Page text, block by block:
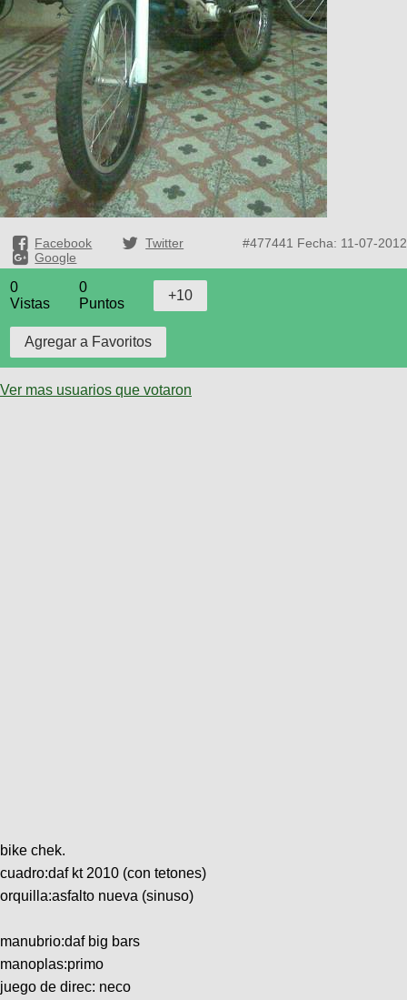
Facebook
Twitter
Google
#477441 Fecha: 11-07-2012
0
Vistas
0
Puntos
Ver mas usuarios que votaron
bike chek.
cuadro:daf kt 2010 (con tetones)
orquilla:asfalto nueva (sinuso)
manubrio:daf big bars
manoplas:primo
juego de direc: neco